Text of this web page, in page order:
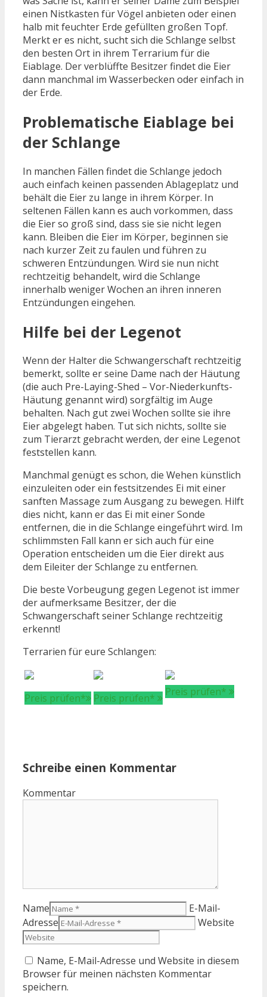
einen Nistkasten für Vögel anbieten oder einen
halb mit feuchter Erde gefüllten großen Topf.
Merkt er es nicht, sucht sich die Schlange selbst
den besten Ort in ihrem Terrarium für die
Eiablage. Der verblüffte Besitzer findet die Eier
dann manchmal im Wasserbecken oder einfach in
der Erde.
Problematische Eiablage bei
der Schlange
In manchen Fällen findet die Schlange jedoch
auch einfach keinen passenden Ablageplatz und
behält die Eier zu lange in ihrem Körper. In
seltenen Fällen kann es auch vorkommen, dass
die Eier so groß sind, dass sie sie nicht legen
kann. Bleiben die Eier im Körper, beginnen sie
nach kurzer Zeit zu faulen und führen zu
schweren Entzündungen. Wird sie nun nicht
rechtzeitig behandelt, wird die Schlange
innerhalb weniger Wochen an ihren inneren
Entzündungen eingehen.
Hilfe bei der Legenot
Wenn der Halter die Schwangerschaft rechtzeitig
bemerkt, sollte er seine Dame nach der Häutung
(die auch Pre-Laying-Shed – Vor-Niederkunfts-
Häutung genannt wird) sorgfältig im Auge
behalten. Nach gut zwei Wochen sollte sie ihre
Eier abgelegt haben. Tut sich nichts, sollte sie
zum Tierarzt gebracht werden, der eine Legenot
feststellen kann.
Manchmal genügt es schon, die Wehen künstlich
einzuleiten oder ein festsitzendes Ei mit einer
sanften Massage zum Ausgang zu bewegen. Hilft
dies nicht, kann er das Ei mit einer Sonde
entfernen, die in die Schlange eingeführt wird. Im
schlimmsten Fall kann er sich auch für eine
Operation entscheiden um die Eier direkt aus
dem Eileiter der Schlange zu entfernen.
Die beste Vorbeugung gegen Legenot ist immer
der aufmerksame Besitzer, der die
Schwangerschaft seiner Schlange rechtzeitig
erkennt!
Terrarien für eure Schlangen:
Preis prüfen* Preis prüfen* Preis prüfen*
Schreibe einen Kommentar
Kommentar
Name
E-Mail-
Adresse
Website
Name, E-Mail-Adresse und Website in diesem
Browser für meinen nächsten Kommentar
speichern.